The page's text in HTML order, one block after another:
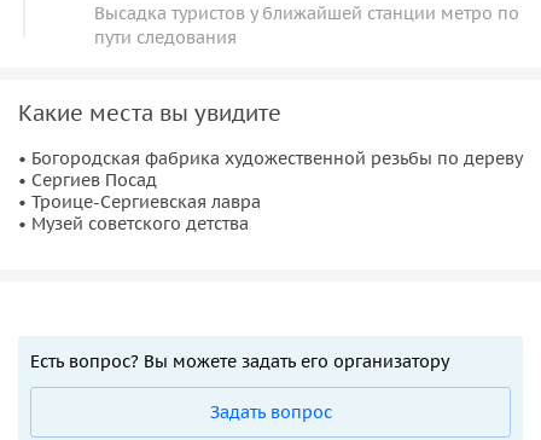
Высадка туристов у ближайшей станции метро по
пути следования
Какие места вы увидите
• Богородская фабрика художественной резьбы по дереву
• Сергиев Посад
• Троице-Сергиевская лавра
• Музей советского детства
Есть вопрос? Вы можете задать его организатору
Задать вопрос